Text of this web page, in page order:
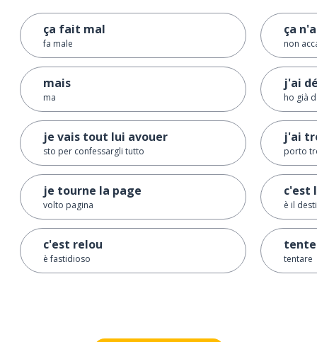
ça fait mal
fa male
mais
ma
je vais tout lui avouer
sto per confessargli tutto
je tourne la page
volto pagina
c'est relou
è fastidioso
ça
non
j'ai
ho già
j'ai
porto
c'est
è il
tentare